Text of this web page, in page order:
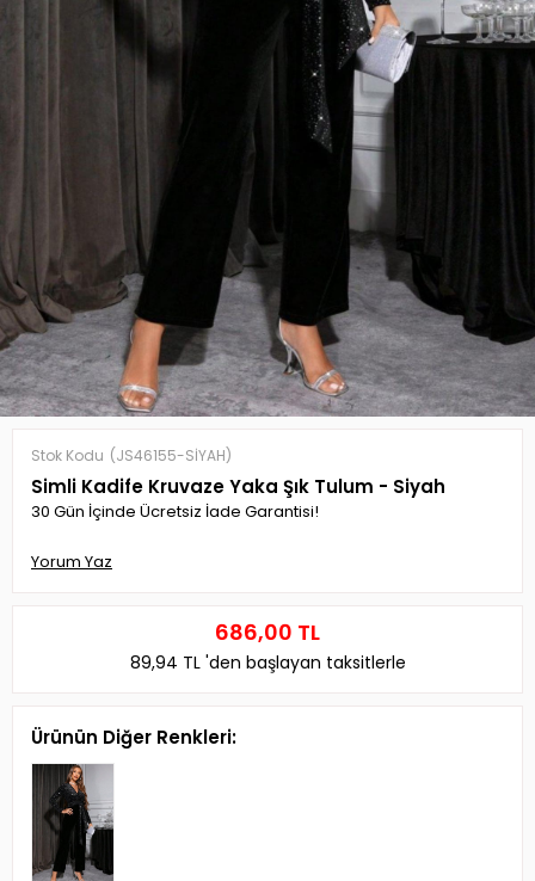
Stok Kodu (JS46155-SİYAH)
Simli Kadife Kruvaze Yaka Şık Tulum - Siyah
30 Gün İçinde Ücretsiz İade Garantisi!
Yorum Yaz
686,00 TL
89,94 TL 'den başlayan taksitlerle
Ürünün Diğer Renkleri: